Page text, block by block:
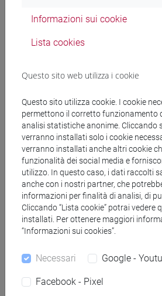
Docenti
Materiali su Moodle
Corsi di studio e percorsi
[FT5] STORIA - Laurea
antropologico/storico -
mondializzazione/storico -
[FTR5] STORIA - Laurea
archivistico bibliotecario
antico e medievale
Informazioni sui cookie
Lista cookies
Questo sito web utilizza i cookie
Questo sito utilizza cookie. I cookie
permettono il corretto funzionamento
analisi statistiche anonime. Cliccando
verranno installati solo i cookie
verranno installati anche altri cookie
funzionalità dei social media e
utilizzo. In questo caso, i dati raccolti
anche con i nostri partner, che
informazioni per finalità di analisi, di
Cliccando “Lista cookie” potrai vedere
installati. Per ottenere maggiori
“Informazioni sui cookies”.
Necessari Google -
Facebook - Pixel